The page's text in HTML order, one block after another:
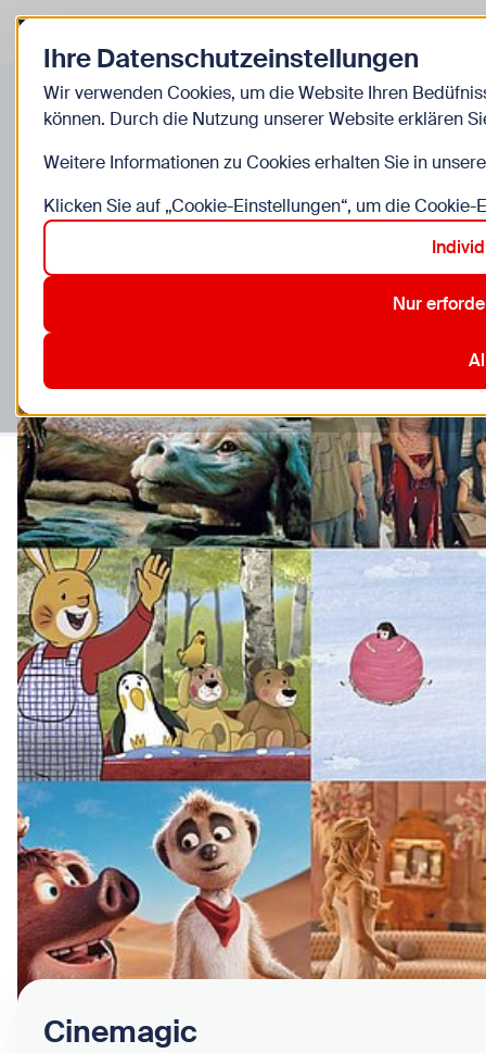
Zurück zur Startseite
Einrichtungen
Cinemagic
Ihre Datenschutzeinstellungen
Wir verwenden Cookies, um die Website Ihren
können. Durch die Nutzung unserer Website erklären
Weitere Informationen zu Cookies erhalten Sie in
Klicken Sie auf „Cookie-Einstellungen“, um die
Nur